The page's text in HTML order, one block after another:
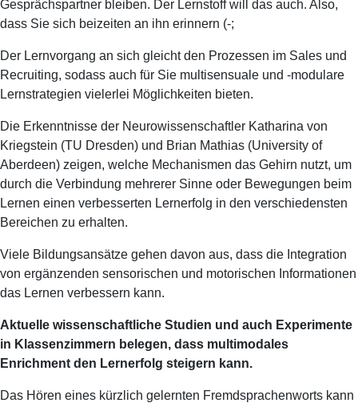
Gesprächspartner bleiben. Der Lernstoff will das auch. Also,
dass Sie sich beizeiten an ihn erinnern (-;
Der Lernvorgang an sich gleicht den Prozessen im Sales und
Recruiting, sodass auch für Sie multisensuale und -modulare
Lernstrategien vielerlei Möglichkeiten bieten.
Die Erkenntnisse der Neurowissenschaftler Katharina von
Kriegstein (TU Dresden) und Brian Mathias (University of
Aberdeen) zeigen, welche Mechanismen das Gehirn nutzt, um
durch die Verbindung mehrerer Sinne oder Bewegungen beim
Lernen einen verbesserten Lernerfolg in den verschiedensten
Bereichen zu erhalten.
Viele Bildungsansätze gehen davon aus, dass die Integration
von ergänzenden sensorischen und motorischen Informationen
das Lernen verbessern kann.
Aktuelle wissenschaftliche Studien und auch Experimente
in Klassenzimmern belegen, dass multimodales
Enrichment den Lernerfolg steigern kann.
Das Hören eines kürzlich gelernten Fremdsprachenworts kann